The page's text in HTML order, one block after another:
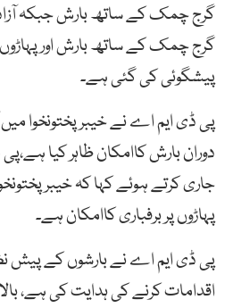
گرج چمک کے ساتھ بارش جبکہ
گرج چمک کے ساتھ بارش اور پہاڑوں
پیشگوئی کی گئی ہے۔
دوران بارش کاامکان ظاہر کیا
جاری کرتے ہوئے کہا کہ خیبر
پہاڑوں پر برفباری کاامکان ہے۔
پی ڈی ایم اے نے بارشوں کے پیش
اقدامات کرنے کی ہدایت کی ہے،